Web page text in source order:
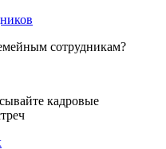
сотрудникам?
кадровые